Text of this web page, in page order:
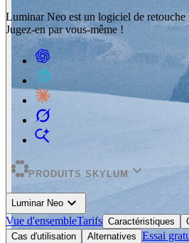
Luminar Neo est un logiciel de
Jugez-en par vous-même !
PRODUITS SKYLUM expand_more
Luminar Neo expand_more
Vue d'ensembleTarifs Caractéristiques
Cas d'utilisation
Alternatives Essai